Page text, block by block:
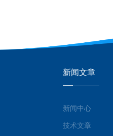
新闻文章
新闻中心
技术文章